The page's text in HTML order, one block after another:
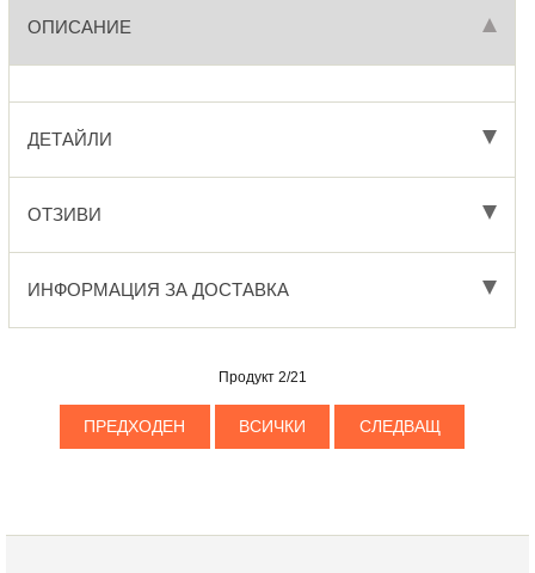
ОПИСАНИЕ
ДЕТАЙЛИ
ОТЗИВИ
ИНФОРМАЦИЯ ЗА ДОСТАВКА
Продукт 2/21
ПРЕДХОДЕН ВСИЧКИ СЛЕДВАЩ